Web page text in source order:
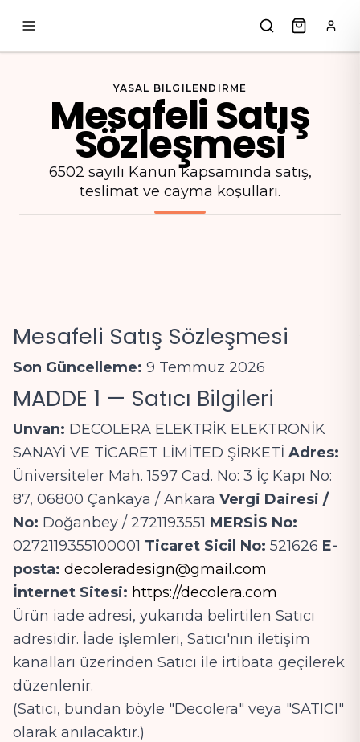
YASAL BILGILENDIRME
Mesafeli Satış
Sözleşmesi
6502 sayılı Kanun kapsamında satış,
teslimat ve cayma koşulları.
Mesafeli Satış Sözleşmesi
Son Güncelleme: 9 Temmuz 2026
MADDE 1 — Satıcı Bilgileri
Unvan: DECOLERA ELEKTRİK ELEKTRONİK
SANAYİ VE TİCARET LİMİTED ŞİRKETİ Adres:
Üniversiteler Mah. 1597 Cad. No: 3 İç Kapı No:
87, 06800 Çankaya / Ankara Vergi Dairesi /
No: Doğanbey / 2721193551 MERSİS No:
0272119355100001 Ticaret Sicil No: 521626 E-
posta: decoleradesign@gmail.com
İnternet Sitesi: https://decolera.com
Ürün iade adresi, yukarıda belirtilen Satıcı
adresidir. İade işlemleri, Satıcı'nın iletişim
kanalları üzerinden Satıcı ile irtibata geçilerek
düzenlenir.
(Satıcı, bundan böyle "Decolera" veya "SATICI"
olarak anılacaktır.)